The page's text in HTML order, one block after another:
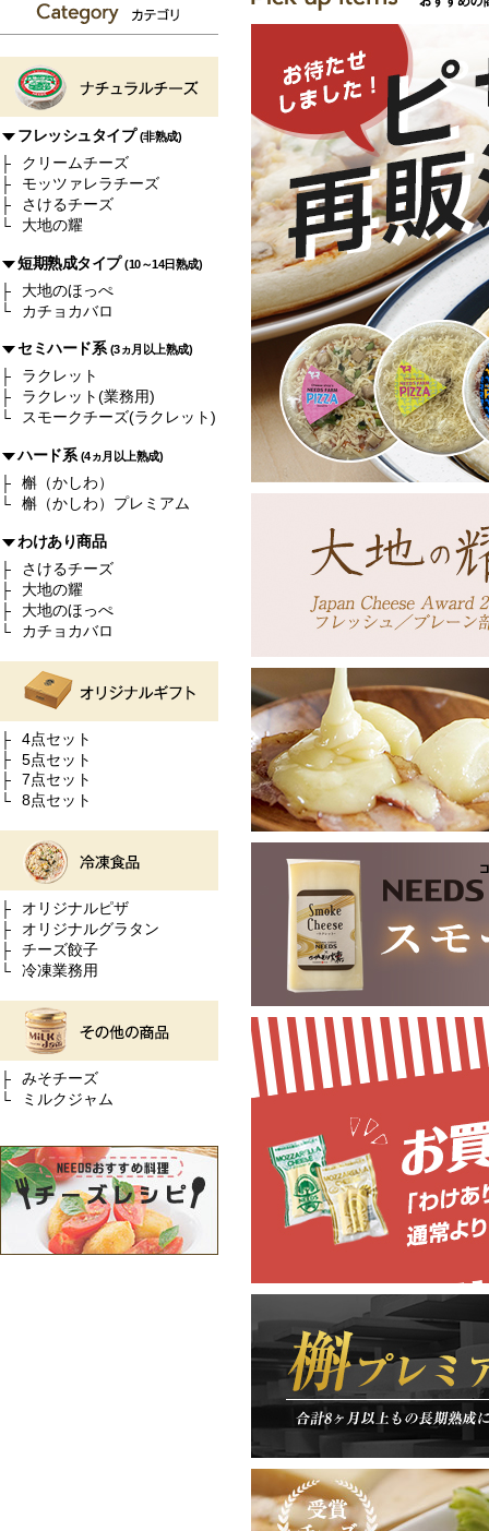
フレッシュタイプ(非熟成)
クリームチーズ
モッツァレラチーズ
さけるチーズ
大地の耀
短期熟成タイプ(10～14日熟成)
大地のほっぺ
カチョカバロ
セミハード系(3ヵ月以上熟成)
ラクレット
ラクレット(業務用)
スモークチーズ(ラクレット)
ハード系(4ヵ月以上熟成)
槲（かしわ）
槲（かしわ）プレミアム
わけあり商品
さけるチーズ
大地の耀
大地のほっぺ
カチョカバロ
4点セット
5点セット
7点セット
8点セット
オリジナルピザ
オリジナルグラタン
チーズ餃子
冷凍業務用
みそチーズ
ミルクジャム